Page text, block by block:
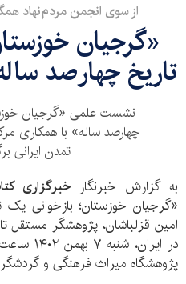
از سوی انجمن مردم‌نهاد
«گرجیان
تاریخ چهارصد
نشست علمی «گرجیان
چهارصد ساله» با همکاری
تمدن ایرانی
به گزارش خبرنگار خبرگزاری
«گرجیان خوزستان؛ بازخوانی یک
امین قزلباشان، پژوهشگر مستقل
در ایران، شنبه ۷ بهمن
۱۴۰۲
پژوهشگاه میراث فرهنگی و